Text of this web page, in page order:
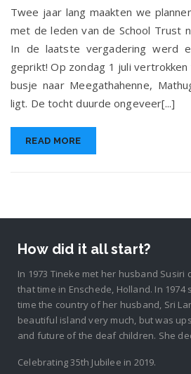
met
de
en
hun
Twee jaar lang maakten we
met de leden van de School Trust
In de laatste vergadering werd
geprikt! Op zondag 1 juli vertrokken
busje naar Meegathahenne,
ligt. De tocht duurde ongeveer[...]
READ MORE
How did it all start?
In 1973 Tineke met her husband Susiri
that time in Enschede, Holland. In
time the country of her husband, Sri
beautiful island very much, but was
and future of the deaf children. She
Celebrating 35th Jubilee in 2019.